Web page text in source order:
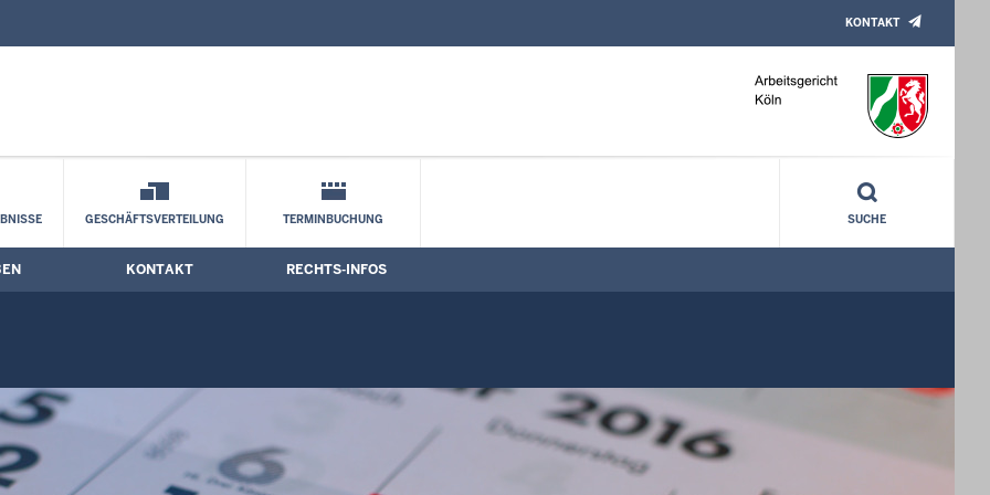
Kontaktformular
KONTAKT
GESCHÄFTSVERTEILUNG TERMINBUCHUNG SUCHE
KONTAKT RECHTS-INFOS